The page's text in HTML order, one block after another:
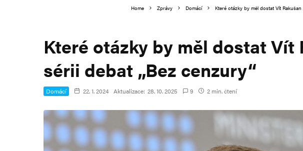
Home Zprávy Domácí Které otázky by měl dostat Vít
Které otázky by měl dostat Vít
sérii debat „Bez cenzury“
Domácí 22. 1. 2024 Aktualizace: 28. 10. 2025 9 2 min. čtení